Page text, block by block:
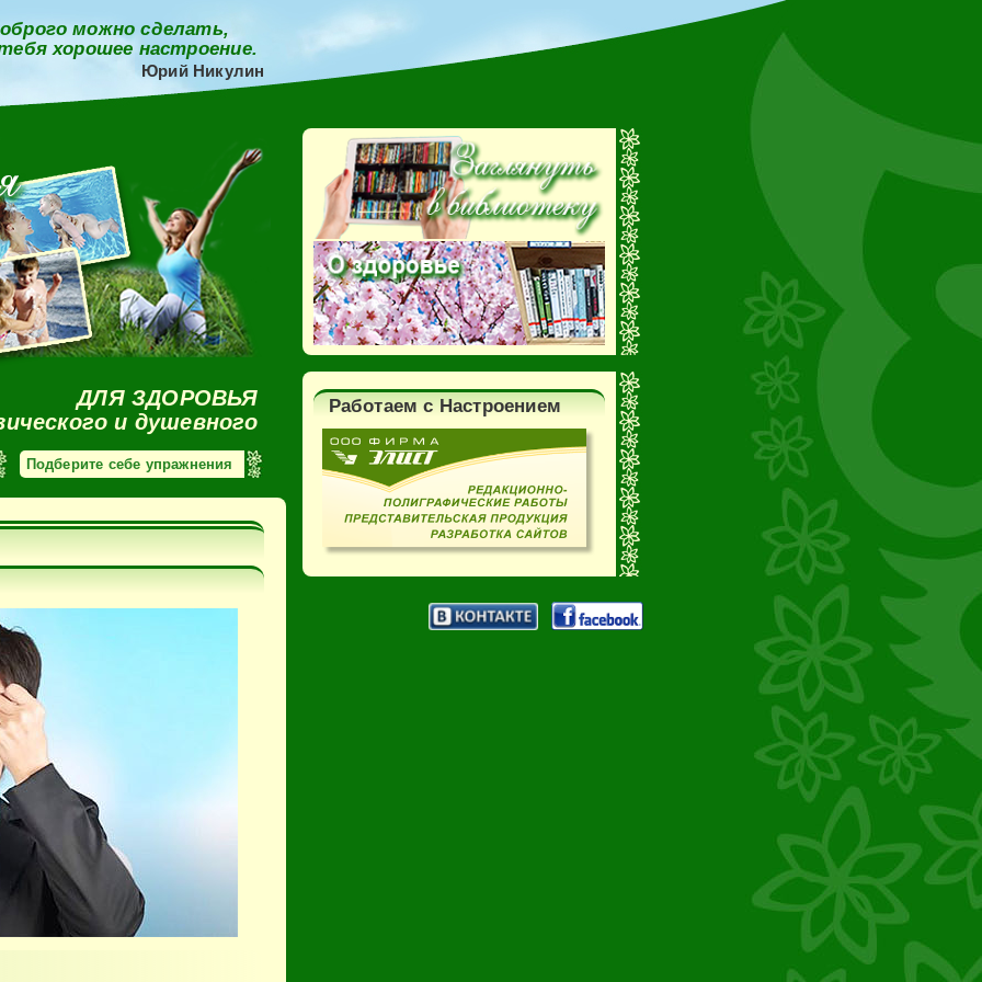
можно сделать,
хорошее настроение.
Юрий Никулин
ДЛЯ ЗДОРОВЬЯ
и душевного
Подберите себе упражнения
Работаем с Настроением